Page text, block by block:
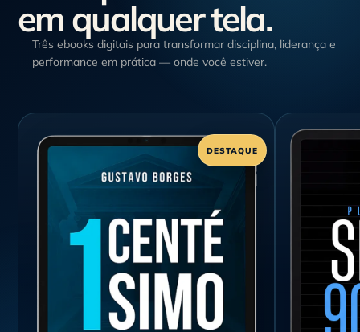
em qualquer tela.
Três ebooks digitais para transformar disciplina, liderança e
performance em prática — onde você estiver.
DESTAQUE